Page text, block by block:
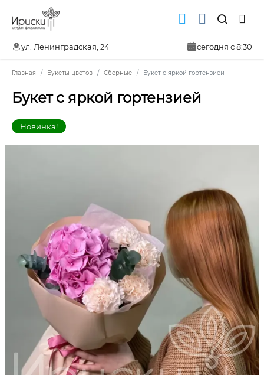
ул. Ленинградская, 24 сегодня с 8:30
Главная Букеты цветов Сборные Букет с яркой гортензией
Букет с яркой гортензией
Новинка!